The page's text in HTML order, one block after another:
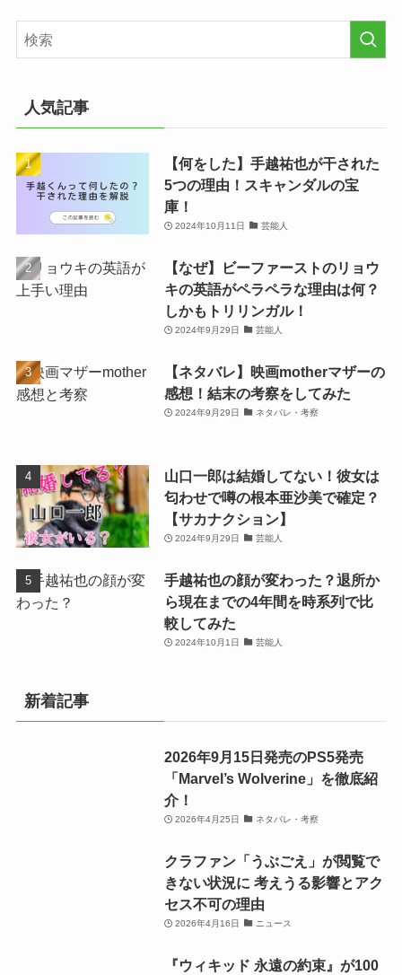
人気記事
【何をした】手越祐也が干された
5つの理由！スキャンダルの宝
庫！
2024年10月11日 芸能人
【なぜ】ビーファーストのリョウ
キの英語がペラペラな理由は何？
しかもトリリンガル！
2024年9月29日 芸能人
【ネタバレ】映画motherマザーの
感想！結末の考察をしてみた
2024年9月29日 ネタバレ・考察
山口一郎は結婚してない！彼女は
匂わせで噂の根本亜沙美で確定？
【サカナクション】
2024年9月29日 芸能人
手越祐也の顔が変わった？退所か
ら現在までの4年間を時系列で比
較してみた
2024年10月1日 芸能人
新着記事
2026年9月15日発売のPS5発売
「Marvel’s Wolverine」を徹底紹
介！
2026年4月25日 ネタバレ・考察
クラファン「うぶごえ」が閲覧で
きない状況に 考えうる影響とアク
セス不可の理由
2026年4月16日 ニュース
『ウィキッド 永遠の約束』が100